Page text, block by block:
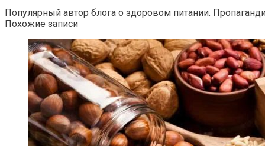
Популярный автор блога о здоровом питании.
Похожие записи